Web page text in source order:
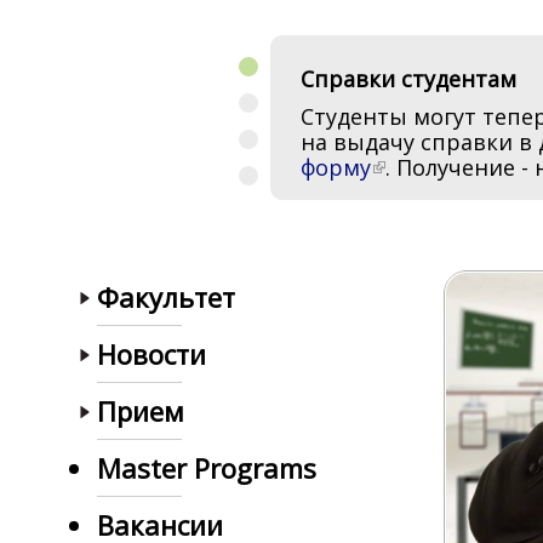
Справки студентам
Студенты могут
на выдачу справки в
форму . Получение -
Master in Cryptography
The first Master's
cryptography in
Master Programme in
The innovative
Data Science
Магистерская
Нефтяной
моделирование
Факультет
Новости
Прием
Master Programs
Вакансии